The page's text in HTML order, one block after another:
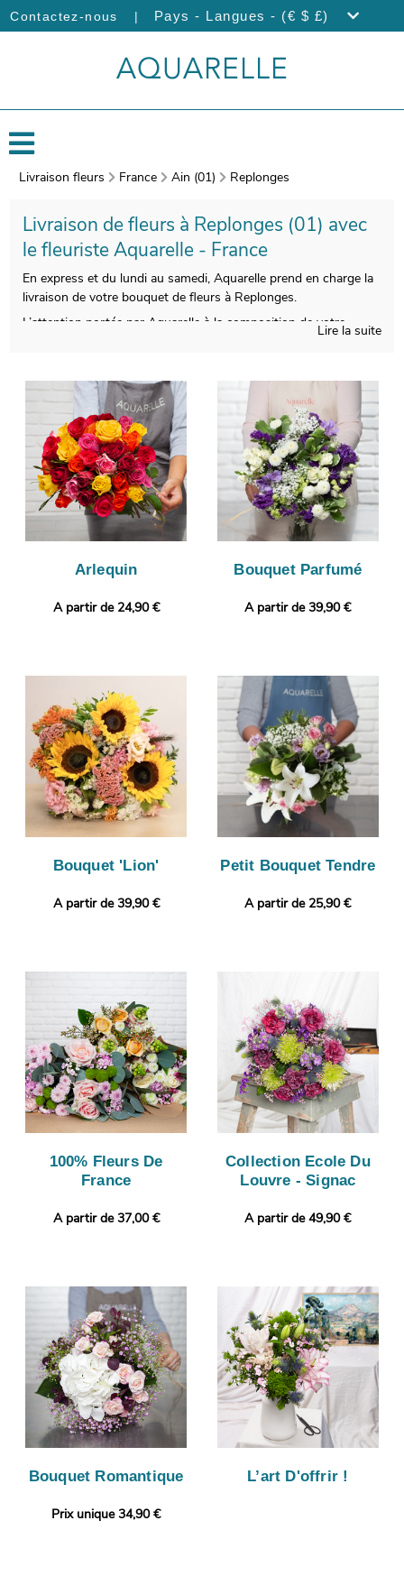
Contactez-nous | Pays - Langues - (€ $ £)
Livraison fleurs France Ain (01) Replonges
Livraison de fleurs à Replonges (01) avec
le fleuriste Aquarelle - France
En express et du lundi au samedi, Aquarelle prend en charge la
livraison de votre bouquet de fleurs à Replonges.
L’attention portée par Aquarelle à la composition de votre
artisans prendront une photographie de votre bouquet après sa
composition. Vous aurez ensuite l’opportunité de contrôler que
votre bouquet est bien conforme, puisque l’objectif de cette
photo est de vous l’envoyer. Puis, il sera expédié en express à
Replonges. Vous souhaitez joindre à votre bouquet une touche
personnelle ? Vous pouvez compléter votre commande avec un
message et une photo imprimée, pour un cadeau encore plus
personnalisé.
Lire la suite
Arlequin
A partir de 24,90 €
Bouquet Parfumé
A partir de 39,90 €
Bouquet 'Lion'
A partir de 39,90 €
Petit Bouquet Tendre
A partir de 25,90 €
100% Fleurs De
France
A partir de 37,00 €
Collection Ecole Du
Louvre - Signac
A partir de 49,90 €
Bouquet Romantique
Prix unique 34,90 €
L’art D'offrir !